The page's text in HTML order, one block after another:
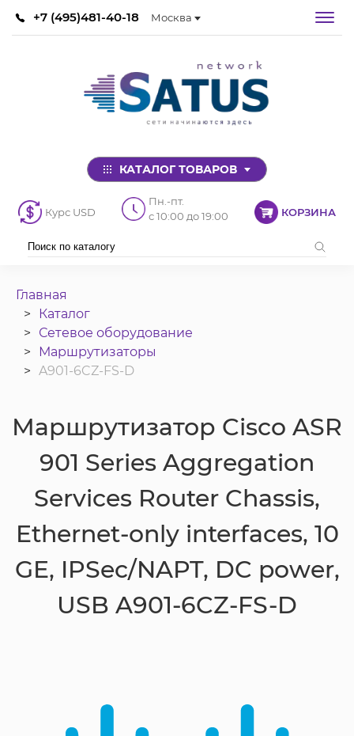
+7 (495)481-40-18 Москва
КАТАЛОГ ТОВАРОВ
Курс USD
Пн.-пт.
с 10:00 до 19:00
КОРЗИНА
Главная
Каталог
Сетевое оборудование
Маршрутизаторы
A901-6CZ-FS-D
Маршрутизатор Cisco ASR
901 Series Aggregation
Services Router Chassis,
Ethernet-only interfaces, 10
GE, IPSec/NAPT, DC power,
USB A901-6CZ-FS-D